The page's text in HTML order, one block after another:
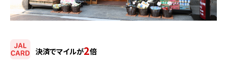
決済でマイルが2倍